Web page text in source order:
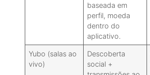
baseada em
perfil, moeda
dentro do
aplicativo.
Yubo (salas ao
vivo)
Descoberta
social +